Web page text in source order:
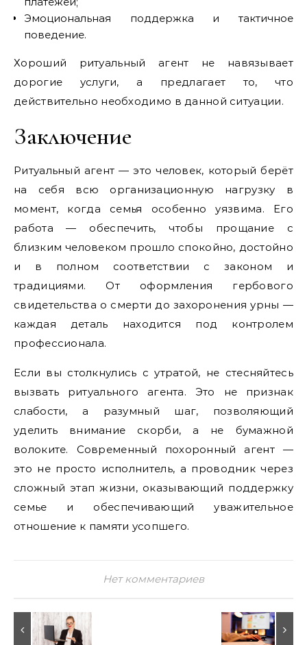
Эмоциональная поддержка и тактичное
поведение.
Хороший ритуальный агент не навязывает
дорогие услуги, а предлагает то, что
действительно необходимо в данной ситуации.
Заключение
Ритуальный агент — это человек, который берёт
на себя всю организационную нагрузку в
момент, когда семья особенно уязвима. Его
работа — обеспечить, чтобы прощание с
близким человеком прошло спокойно, достойно
и в полном соответствии с законом и
традициями. От оформления гербового
свидетельства о смерти до захоронения урны —
каждая деталь находится под контролем
профессионала.
Если вы столкнулись с утратой, не стесняйтесь
вызвать ритуального агента. Это не признак
слабости, а разумный шаг, позволяющий
уделить внимание скорби, а не бумажной
волоките. Современный похоронный агент —
это не просто исполнитель, а проводник через
сложный этап жизни, оказывающий поддержку
семье и обеспечивающий уважительное
отношение к памяти усопшего.
Нет комментариев